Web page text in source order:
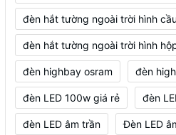
đèn hắt tường ngoài trời hình cầu
đèn hắt tường ngoài trời hình
đèn highbay osram đèn
đèn LED 100w giá rẻ đèn
đèn LED âm trần Đèn LED